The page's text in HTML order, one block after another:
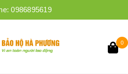
0986895619
0